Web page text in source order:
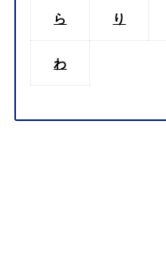
ら り
わ